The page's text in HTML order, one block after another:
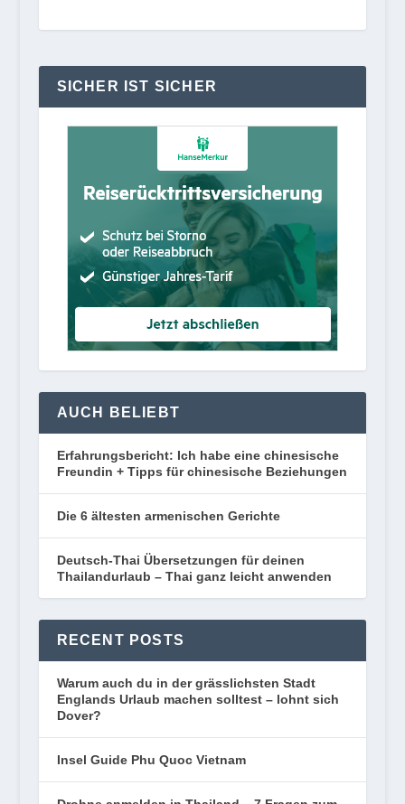
SICHER IST SICHER
AUCH BELIEBT
Erfahrungsbericht: Ich habe eine chinesische
Freundin + Tipps für chinesische Beziehungen
Die 6 ältesten armenischen Gerichte
Deutsch-Thai Übersetzungen für deinen
Thailandurlaub – Thai ganz leicht anwenden
RECENT POSTS
Warum auch du in der grässlichsten Stadt
Englands Urlaub machen solltest – lohnt sich
Dover?
Insel Guide Phu Quoc Vietnam